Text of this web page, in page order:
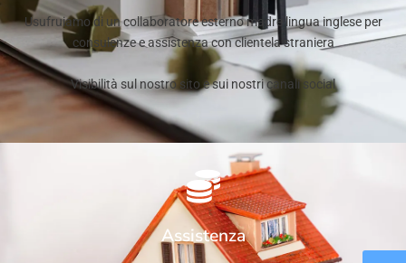
Usufruiamo di un collaboratore esterno madre lingua inglese per
consulenze e assistenza con clientela straniera
Visibilità sul nostro sito e sui nostri canali social
Assistenza